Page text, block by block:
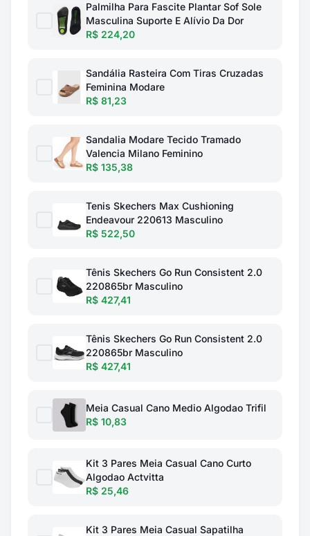
Palmilha Para Fascite Plantar Sof Sole
Masculina Suporte E Alívio Da Dor
R$ 224,20
Sandália Rasteira Com Tiras Cruzadas
Feminina Modare
R$ 81,23
Sandalia Modare Tecido Tramado
Valencia Milano Feminino
R$ 135,38
Tenis Skechers Max Cushioning
Endeavour 220613 Masculino
R$ 522,50
Tênis Skechers Go Run Consistent 2.0
220865br Masculino
R$ 427,41
Tênis Skechers Go Run Consistent 2.0
220865br Masculino
R$ 427,41
Meia Casual Cano Medio Algodao Trifil
R$ 10,83
Kit 3 Pares Meia Casual Cano Curto
Algodao Actvitta
R$ 25,46
Kit 3 Pares Meia Casual Sapatilha